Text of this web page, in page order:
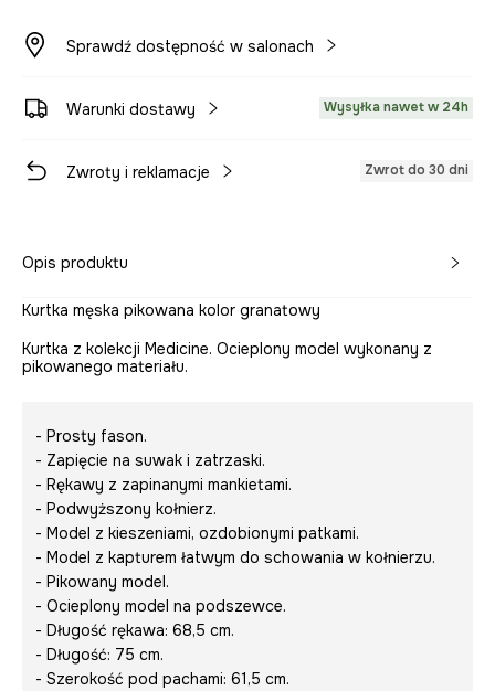
Sprawdź dostępność w salonach
Warunki dostawy Wysyłka nawet w 24h
Zwroty i reklamacje Zwrot do 30 dni
Opis produktu
Kurtka męska pikowana kolor granatowy
Kurtka z kolekcji Medicine. Ocieplony model wykonany z
pikowanego materiału.
- Prosty fason.
- Zapięcie na suwak i zatrzaski.
- Rękawy z zapinanymi mankietami.
- Podwyższony kołnierz.
- Model z kieszeniami, ozdobionymi patkami.
- Model z kapturem łatwym do schowania w kołnierzu.
- Pikowany model.
- Ocieplony model na podszewce.
- Długość rękawa: 68,5 cm.
- Długość: 75 cm.
- Szerokość pod pachami: 61,5 cm.